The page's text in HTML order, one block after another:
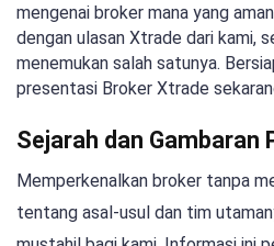
mengenai broker mana yang
dengan ulasan Xtrade dari kami,
menemukan salah satunya.
presentasi Broker Xtrade
Sejarah dan Gambaran
Memperkenalkan broker tanpa
tentang asal-usul dan tim